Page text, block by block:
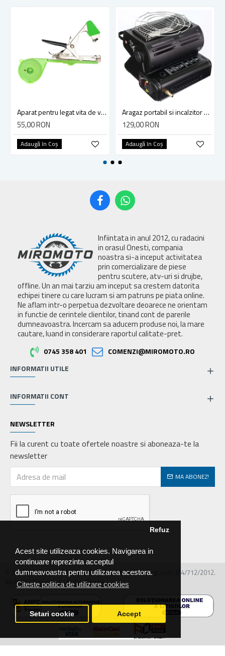
Acest site utilizeaza cookies. Navigarea in
continuare reprezinta acceptul
dumneavoastra pentru utilizarea acestora.
Citeste politica de utilizare cookies
Refuz
Setari cookie Accept
Aparat pentru legat vita de vie, legume si pomi fructiferi, Micul Fermier GF-0200, arc si lama de rezerva
55,00 RON
Adaugă în Coş
Aragaz portabil si incalzitor Micul Fermier, GF-0630, 2 in 1, 1.3 KW negru
129,00 RON
Adaugă în Coş
Infiintata in anul 2012, cu radacini
in orasul Onesti, compania
noastra si-a inceput activitatea
prin comercializare de piese
pentru scutere, atv-uri si drujbe,
offline. Un an mai tarziu am inceput sa crestem datorita
echipei tinere cu care lucram si am patruns pe piata online.
Ne aflam intr-o perpetua dezvoltare deoarece ne orientam
in functie de cerintele clientilor, tinand cont de parerile
dumneavoastra. Incercam sa aducem produse noi, la mare
cautare, luand in considerare raportul calitate-pret.
0745 358 401
COMENZI@MIROMOTO.RO
INFORMATII UTILE
INFORMATII CONT
NEWSLETTER
Fii la curent cu toate ofertele noastre si aboneaza-te la
newsletter
MA ABONEZ!
© 2026 MIRALEX PARTS SRL, CIF: RO30468586, Nr.reg.com: J04/712/2012.
All Rights Reserved - by DevPro.ro